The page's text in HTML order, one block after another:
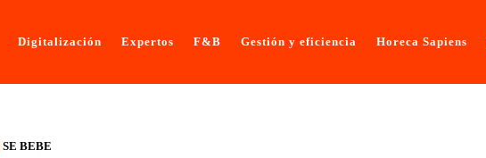
Digitalización Expertos F&B Gestión y eficiencia Horeca Sapiens
|SE BEBE